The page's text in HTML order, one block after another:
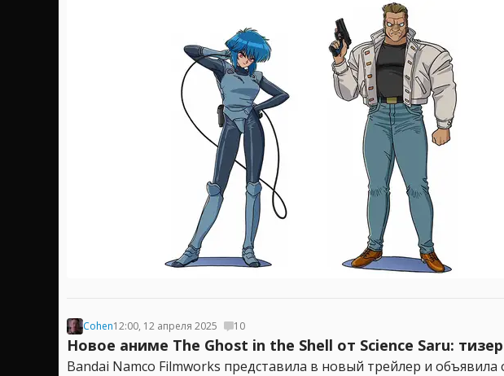
Cohen12:00, 12 апреля 2025 10
Новое аниме The Ghost in the Shell от Science Saru:
Bandai Namco Filmworks представила в новый трейлер и